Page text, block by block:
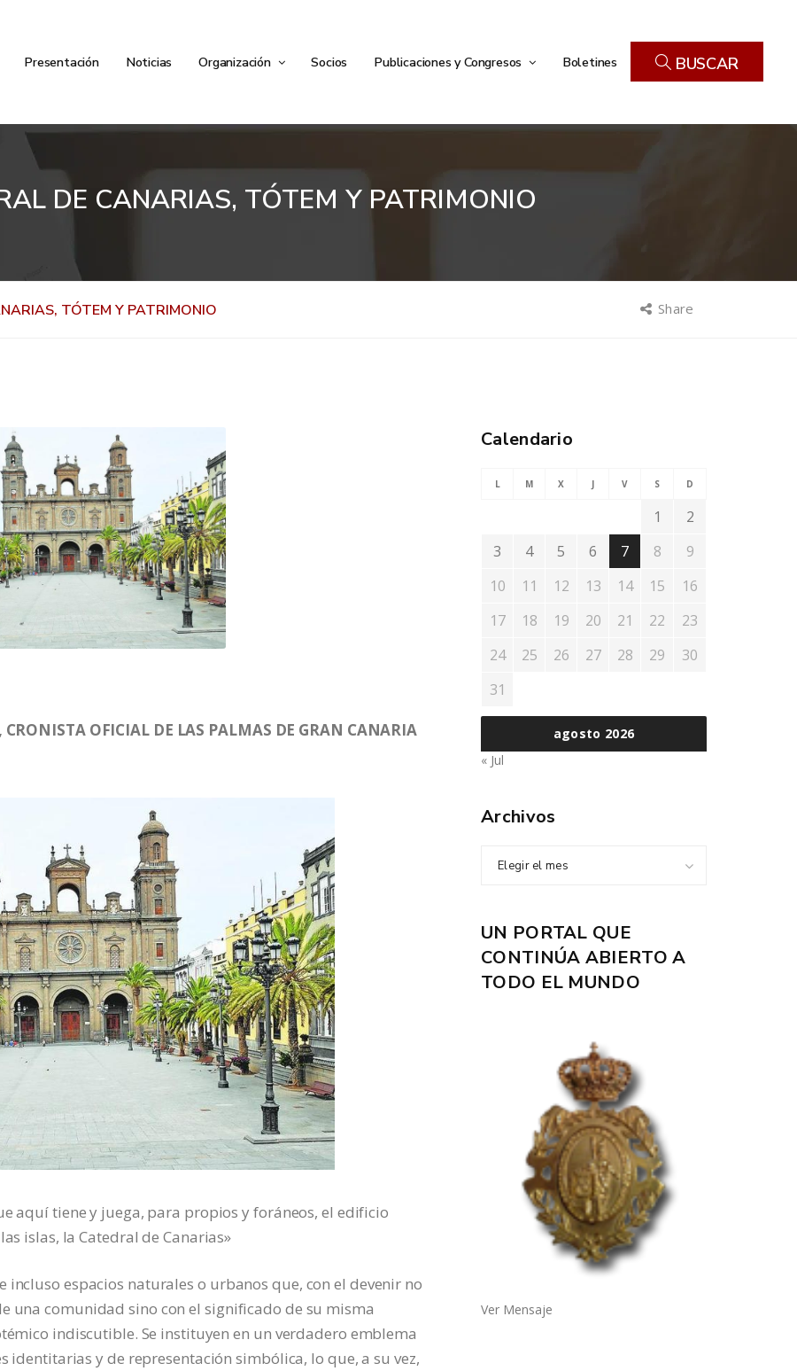
Presentación Noticias Organización Socios Publicaciones y Congresos Boletines BUSCAR
DE CANARIAS, TÓTEM Y PATRIMONIO
TÓTEM Y PATRIMONIO Share
OFICIAL DE LAS PALMAS DE GRAN CANARIA
aquí tiene y juega, para propios y foráneos, el edificio
islas, la Catedral de Canarias»
incluso espacios naturales o urbanos que, con el devenir no
una comunidad sino con el significado de su misma
indiscutible. Se instituyen en un verdadero emblema
identitarias y de representación simbólica, lo que, a su vez,
Calendario
agosto 2026
L M X J V S D
1
2
3
4 5 6 7 8
9
10
11 12 13 14 15
16
17
18 19 20 21 22
23
24
25 26 27 28 29
30
31
« Jul
Archivos
Elegir el mes
UN PORTAL QUE
CONTINÚA ABIERTO A
TODO EL MUNDO
Ver Mensaje